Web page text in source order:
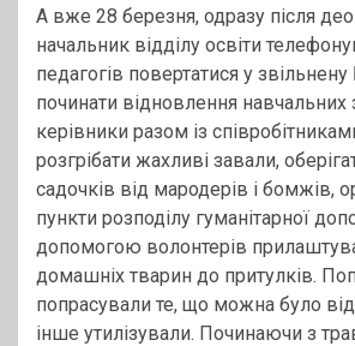
А вже 28 березня, одразу після
начальник відділу освіти
педагогів повертатися у
починати відновлення навчальних
керівники разом із
розгрібати жахливі завали,
садочків від мародерів і бомжів,
пункти розподілу гуманітарної
допомогою волонтерів
домашніх тварин до притулків.
попрасували те, що можна було
інше утилізували. Починаючи з